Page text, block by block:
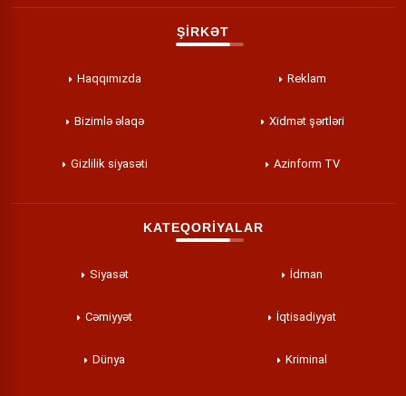
ŞİRKƏT
Haqqımızda Reklam
Bizimlə əlaqə Xidmət şərtləri
Gizlilik siyasəti Azinform TV
KATEQORİYALAR
Siyasət İdman
Cəmiyyət İqtisadiyyat
Dünya Kriminal